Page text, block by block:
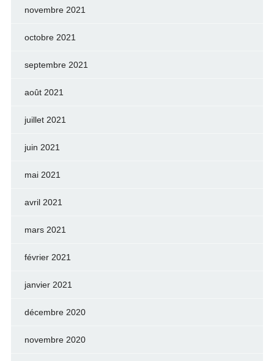
novembre 2021
octobre 2021
septembre 2021
août 2021
juillet 2021
juin 2021
mai 2021
avril 2021
mars 2021
février 2021
janvier 2021
décembre 2020
novembre 2020